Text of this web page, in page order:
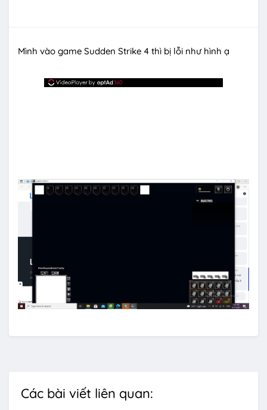
Mình vào game Sudden Strike 4 thì bị lỗi như hình ạ
Các bài viết liên quan: